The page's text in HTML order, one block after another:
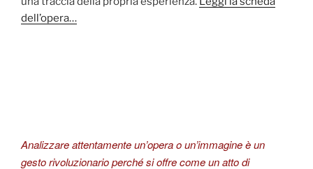
dell’opera…
Analizzare attentamente un’opera o un’immagine è un
gesto rivoluzionario perché si offre come un atto di